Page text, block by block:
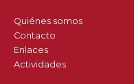
Quiénes somos
Contacto
Enlaces
Actividades